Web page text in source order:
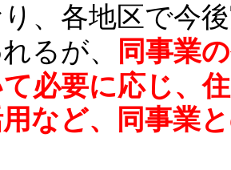
、各地区で今
るが、
同事業
必要に応じ、
など、同事業